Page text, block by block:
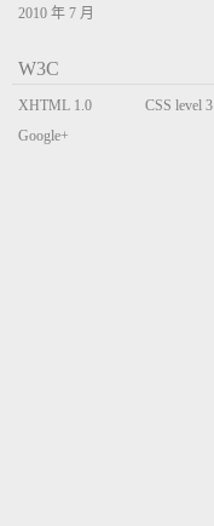
2010 年 7 月
W3C
XHTML 1.0
Transitional
CSS level 3
Google+